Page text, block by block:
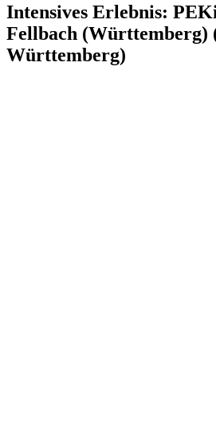
Intensives Erlebnis:
Fellbach (Württemberg)
Württemberg)